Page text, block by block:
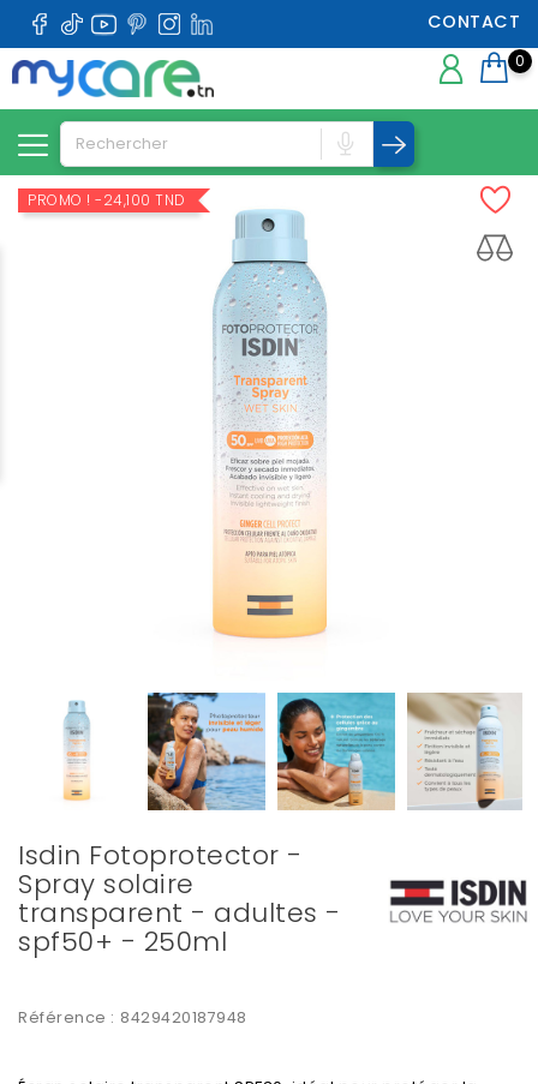
CONTACT
0
PROMO ! -24,100 TND
Isdin Fotoprotector -
Spray solaire
transparent - adultes -
spf50+ - 250ml
Référence : 8429420187948